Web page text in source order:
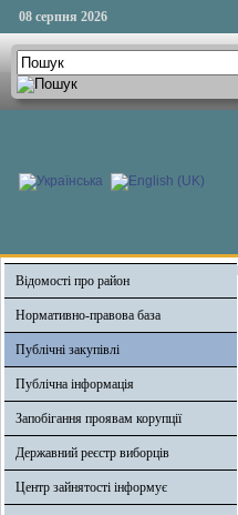
08 серпня 2026
Відомості про район
Нормативно-правова база
Публічні закупівлі
Публічна інформація
Запобігання проявам корупції
Державний реєстр виборців
Центр зайнятості інформує